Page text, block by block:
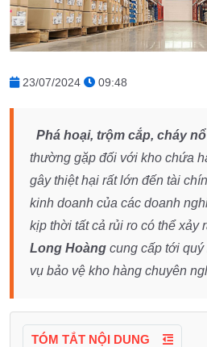
23/07/2024 09:48
Phá hoại, trộm cắp, cháy nổ
thường gặp đối với kho chứa
gây thiệt hại rất lớn đến tài
kinh doanh của các doanh
kịp thời tất cả rủi ro có thể xảy
Long Hoàng cung cấp tới
vụ bảo vệ kho hàng chuyên
TÓM TẮT NỘI DUNG